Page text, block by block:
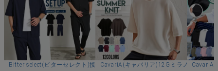
Bitter select(ビターセレクト)接触冷感スーパーストレッチバンドカラー半
CavariA(キャバリア)12Gミラノリブクル
CavariA(